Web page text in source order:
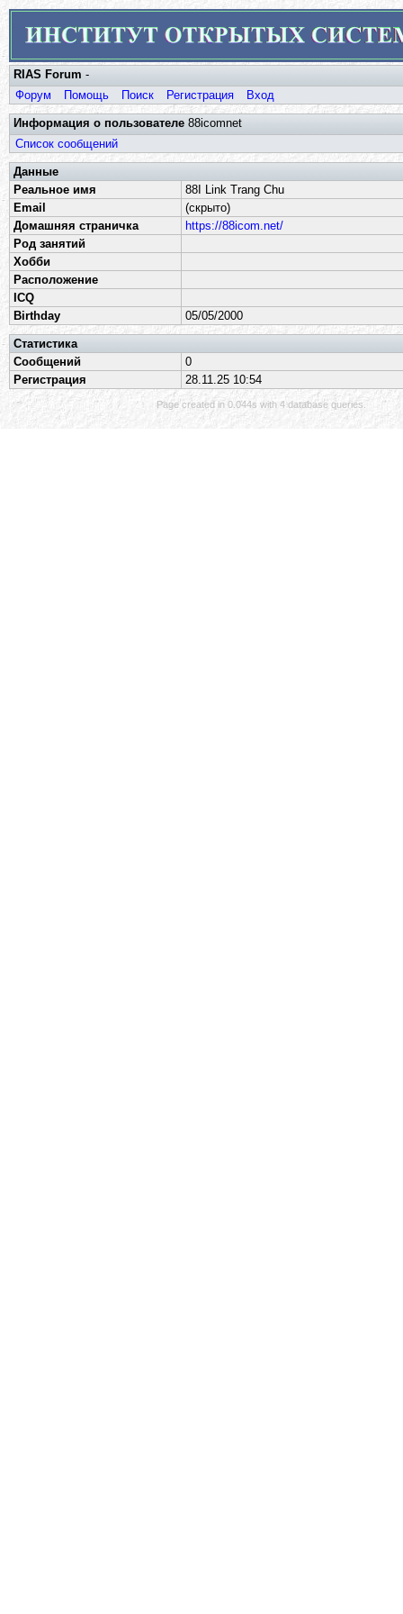
RIAS Forum -
Форум
Помощь Поиск Регистрация Вход
Информация о пользователе 88icomnet
Список сообщений
Данные
Реальное имя
88I Link Trang Chu
Email
(скрыто)
Домашняя страничка
https://88icom.net/
Род занятий
Хобби
Расположение
ICQ
Birthday
05/05/2000
Статистика
Сообщений
0
Регистрация
28.11.25 10:54
Page created in 0.044s with 4 database queries.